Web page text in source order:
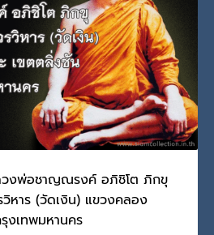
วงพ่อชาญณรงค์ อภิชิโต ภิกขุ
หาร (วัดเงิน) แขวงคลอง
งเทพมหานคร